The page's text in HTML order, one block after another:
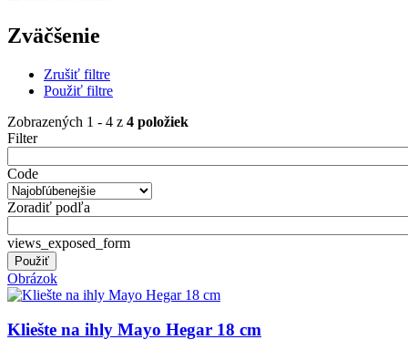
Zväčšenie
Zrušiť filtre
Použiť filtre
Zobrazených 1 - 4 z 4 položiek
Filter
Code
Zoradiť podľa
views_exposed_form
Obrázok
Kliešte na ihly Mayo Hegar 18 cm